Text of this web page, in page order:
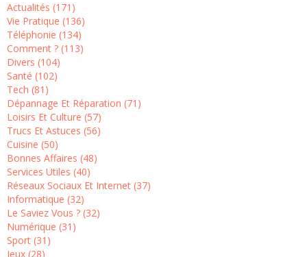
Actualités (171)
Vie Pratique (136)
Téléphonie (134)
Comment ? (113)
Divers (104)
Santé (102)
Tech (81)
Dépannage Et Réparation (71)
Loisirs Et Culture (57)
Trucs Et Astuces (56)
Cuisine (50)
Bonnes Affaires (48)
Services Utiles (40)
Réseaux Sociaux Et Internet (37)
Informatique (32)
Le Saviez Vous ? (32)
Numérique (31)
Sport (31)
Jeux (28)